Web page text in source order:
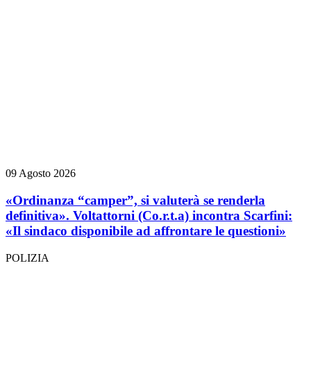
09 Agosto 2026
«Ordinanza “camper”, si valuterà se renderla
definitiva». Voltattorni (Co.r.t.a) incontra Scarfini:
«Il sindaco disponibile ad affrontare le questioni»
POLIZIA